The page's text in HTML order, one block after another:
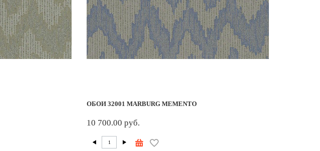
ОБОИ 32001 MARBURG MEMENTO
10 700.00 руб.